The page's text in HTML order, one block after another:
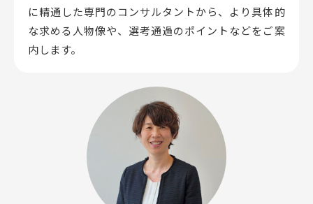
に精通した専門のコンサルタントから、 より具体的
な求める人物像や、選考通過のポイントなどをご案
内します。